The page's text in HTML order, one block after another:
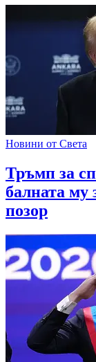
Новини от Света
Тръмп за
балната му
позор